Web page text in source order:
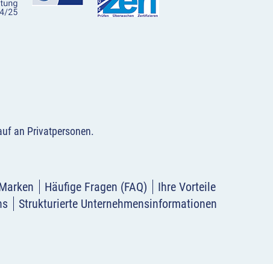
an Privatpersonen.
Häufige Fragen (FAQ)
Ihre Vorteile
Strukturierte Unternehmensinformationen